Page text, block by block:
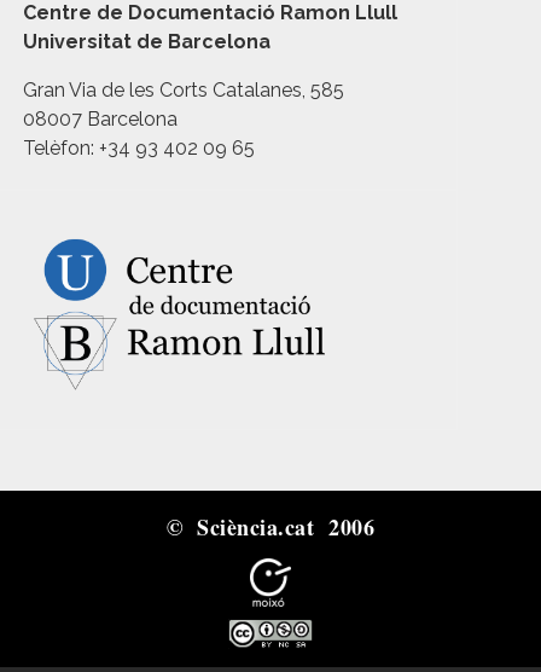
Centre de Documentació Ramon Llull
Universitat de Barcelona
Gran Via de les Corts Catalanes, 585
08007 Barcelona
Telèfon: +34 93 402 09 65
© Sciència.cat 2006